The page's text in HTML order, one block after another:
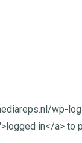
wp-
in</a> to